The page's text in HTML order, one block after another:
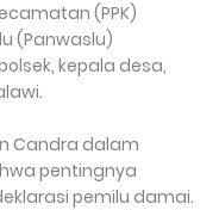
(PPK)
(Panwaslu)
kepala desa,
Candra dalam
pentingnya
pemilu damai.